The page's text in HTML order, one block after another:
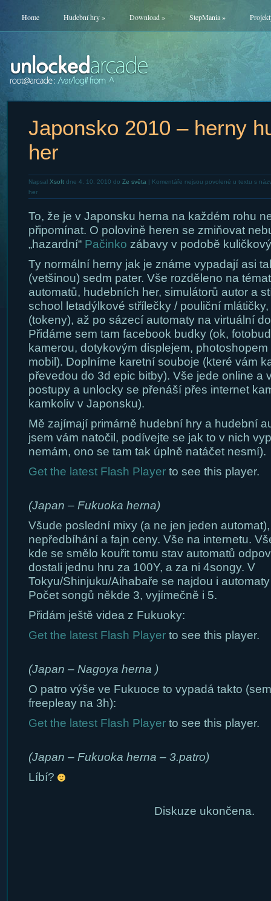
Home Hudební hry» Download» StepMania»
Japonsko 2010 – herny
her
Napsal Xsoftdne 4. 10. 2010 do Ze světa | Komentáře nejsou povolené u textu s
her
To, že je v Japonsku herna na každém rohu
připomínat. O polovině heren se zmiňovat
„hazardní“ Pačinko zábavy v podobě
Ty normální herny jak je známe vypadají asi
(vetšinou) sedm pater. Vše rozděleno na
automatů, hudebních her, simulátorů autor a
school letadýlkové střílečky / pouliční
(tokeny), až po sázecí automaty na virtuální
Přidáme sem tam facebook budky (ok,
kamerou, dotykovým displejem,
mobil). Doplníme karetní souboje (které vám
převedou do 3d epic bitby). Vše jede online a
postupy a unlocky se přenáší přes internet
kamkoliv v Japonsku).
Mě zajímají primárně hudební hry a hudební
jsem vám natočil, podívejte se jak to v nich
nemám, ono se tam tak úplně natáčet nesmí).
Get the latest Flash Playerto see this player.
(Japan – Fukuoka herna)
Všude poslední mixy (a ne jen jeden
nepředbíhání a fajn ceny. Vše na internetu.
kde se smělo kouřit tomu stav automatů
dostali jednu hru za 100Y, a za ni 4songy. V
Tokyu/Shinjuku/Aihabaře se najdou i
Počet songů někde 3, vyjímečně i 5.
Přidám ještě videa z Fukuoky:
Get the latest Flash Playerto see this player.
(Japan – Nagoya herna )
O patro výše ve Fukuoce to vypadá takto
freepleay na 3h):
Get the latest Flash Playerto see this player.
(Japan – Fukuoka herna – 3.patro)
Líbí?
Diskuze ukončena.